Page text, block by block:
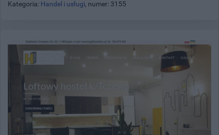
Kategoria: Handel i usługi, numer: 3155